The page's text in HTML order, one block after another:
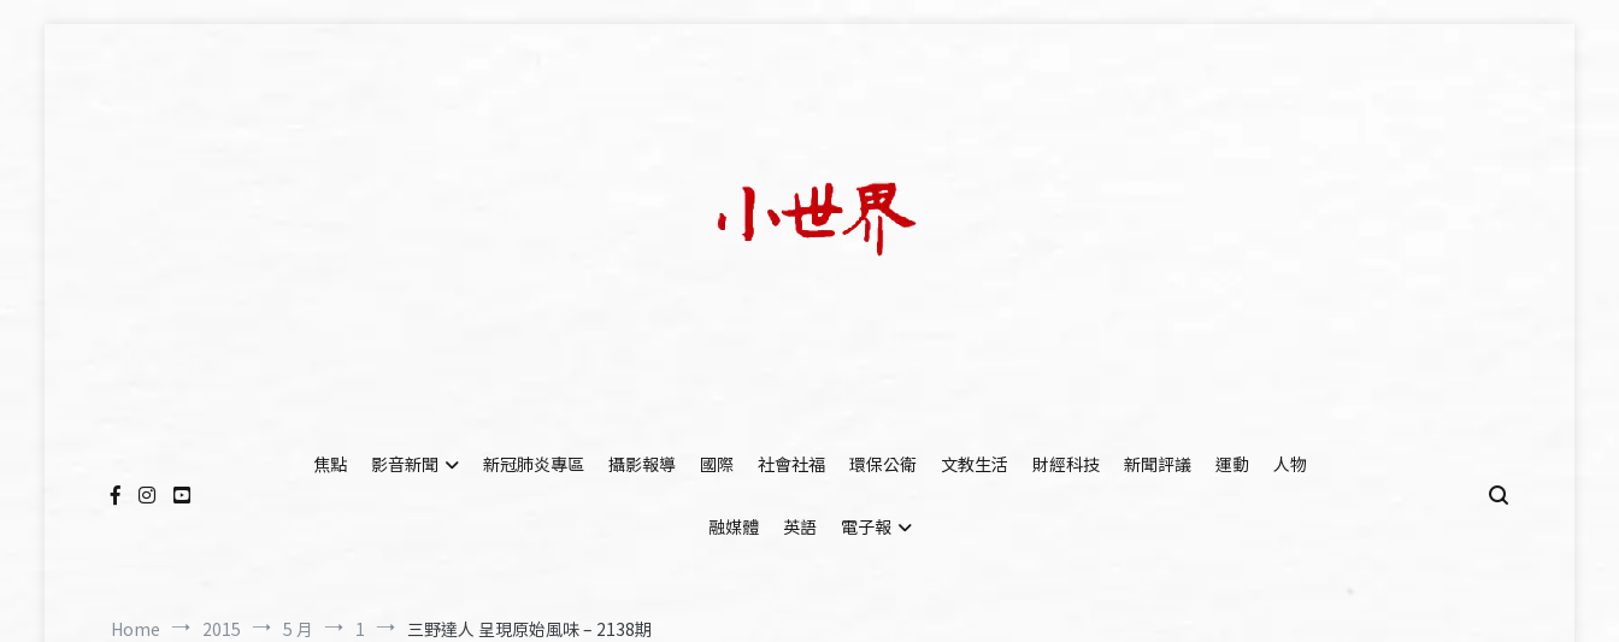
焦點
影音新聞 新冠肺炎專區 攝影報導 國際 社會社福 環保公衛 文教生活 財經科技 新聞評議 運動 人物
融媒體 英語 電子報
Home 2015 5 月 1 三野達人 呈現原始風味 – 2138期